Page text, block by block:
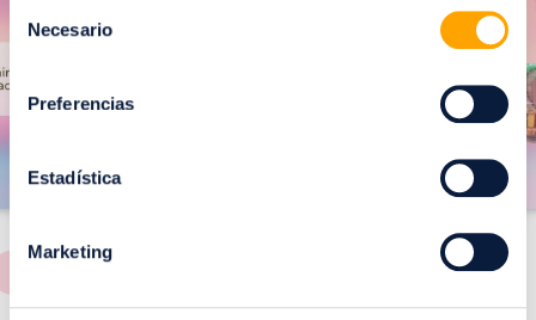
Necesario
Preferencias
Estadística
Marketing
g
n
a
g